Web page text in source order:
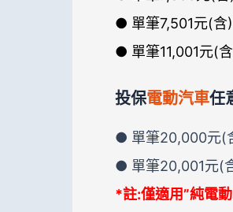
● 單筆7,501元(含
● 單筆11,001元(
投保電動汽車任
● 單筆20,000元(
● 單筆20,001元(
*註:僅適用”純電